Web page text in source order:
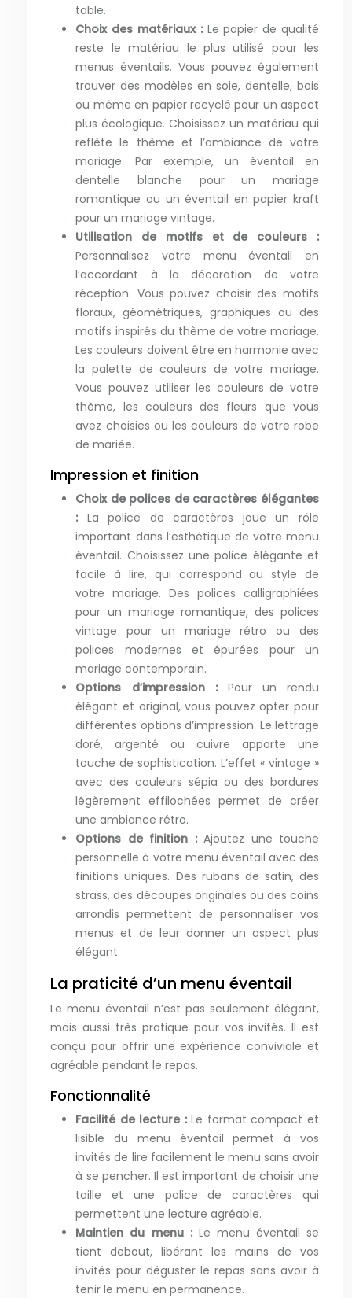
table.
Choix des matériaux : Le papier de qualité
reste le matériau le plus utilisé pour les
menus éventails. Vous pouvez également
trouver des modèles en soie, dentelle, bois
ou même en papier recyclé pour un aspect
plus écologique. Choisissez un matériau qui
reflète le thème et l’ambiance de votre
mariage. Par exemple, un éventail en
dentelle blanche pour un mariage
romantique ou un éventail en papier kraft
pour un mariage vintage.
Utilisation de motifs et de couleurs :
Personnalisez votre menu éventail en
l’accordant à la décoration de votre
réception. Vous pouvez choisir des motifs
floraux, géométriques, graphiques ou des
motifs inspirés du thème de votre mariage.
Les couleurs doivent être en harmonie avec
la palette de couleurs de votre mariage.
Vous pouvez utiliser les couleurs de votre
thème, les couleurs des fleurs que vous
avez choisies ou les couleurs de votre robe
de mariée.
Impression et finition
Choix de polices de caractères élégantes
: La police de caractères joue un rôle
important dans l’esthétique de votre menu
éventail. Choisissez une police élégante et
facile à lire, qui correspond au style de
votre mariage. Des polices calligraphiées
pour un mariage romantique, des polices
vintage pour un mariage rétro ou des
polices modernes et épurées pour un
mariage contemporain.
Options d’impression : Pour un rendu
élégant et original, vous pouvez opter pour
différentes options d’impression. Le lettrage
doré, argenté ou cuivre apporte une
touche de sophistication. L’effet « vintage »
avec des couleurs sépia ou des bordures
légèrement effilochées permet de créer
une ambiance rétro.
Options de finition :Ajoutez une touche
personnelle à votre menu éventail avec des
finitions uniques. Des rubans de satin, des
strass, des découpes originales ou des coins
arrondis permettent de personnaliser vos
menus et de leur donner un aspect plus
élégant.
La praticité d’un menu éventail
Le menu éventail n’est pas seulement élégant,
mais aussi très pratique pour vos invités. Il est
conçu pour offrir une expérience conviviale et
agréable pendant le repas.
Fonctionnalité
Facilité de lecture :Le format compact et
lisible du menu éventail permet à vos
invités de lire facilement le menu sans avoir
à se pencher. Il est important de choisir une
taille et une police de caractères qui
permettent une lecture agréable.
Maintien du menu : Le menu éventail se
tient debout, libérant les mains de vos
invités pour déguster le repas sans avoir à
tenir le menu en permanence.